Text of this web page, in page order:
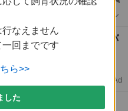
右目
収30万↑中型免許ドライバ
Ad
なえません
回までです
ら>>
した